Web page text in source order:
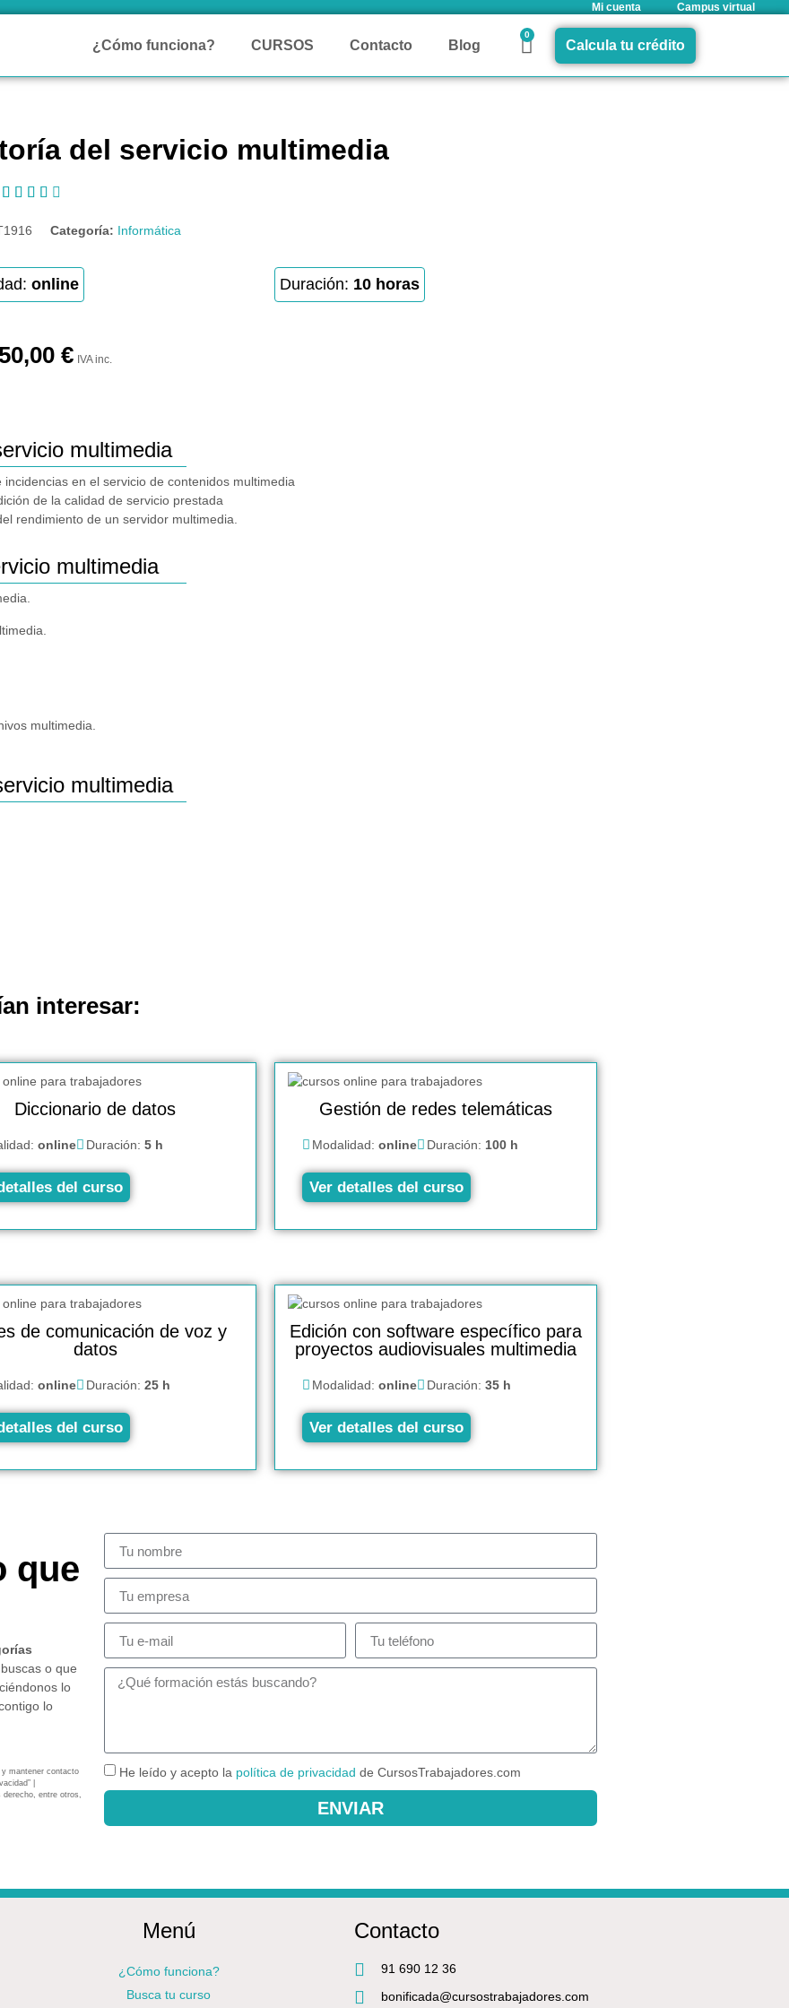
Mi cuenta Campus virtual
¿Cómo funciona? CURSOS Contacto Blog
0
Calcula tu crédito
del servicio multimedia
    
Categoría: Informática
online Duración: 10 horas
50,00 € IVA inc.
multimedia
en el servicio de contenidos multimedia
de la calidad de servicio prestada
rendimiento de un servidor multimedia.
multimedia
multimedia.
multimedia
interesar:
Diccionario de datos
online Duración: 5 h
del curso
Gestión de redes telemáticas
Modalidad: online Duración: 100 h
Ver detalles del curso
de comunicación de voz y
datos
online Duración: 25 h
del curso
Edición con software específico para
proyectos audiovisuales multimedia
Modalidad: online Duración: 35 h
Ver detalles del curso
que
o que
lo
lo
mantener contacto
|
entre otros,
He leído y acepto la política de privacidad de CursosTrabajadores.com
ENVIAR
Menú
¿Cómo funciona?
Busca tu curso
Contacto
91 690 12 36
bonificada@cursostrabajadores.com